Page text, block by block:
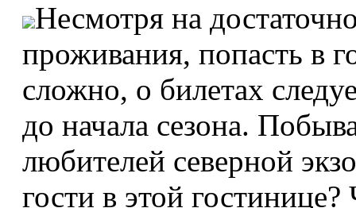
Несмотря на
проживания, попасть в
сложно, о билетах
до начала сезона.
любителей северной
гости в этой